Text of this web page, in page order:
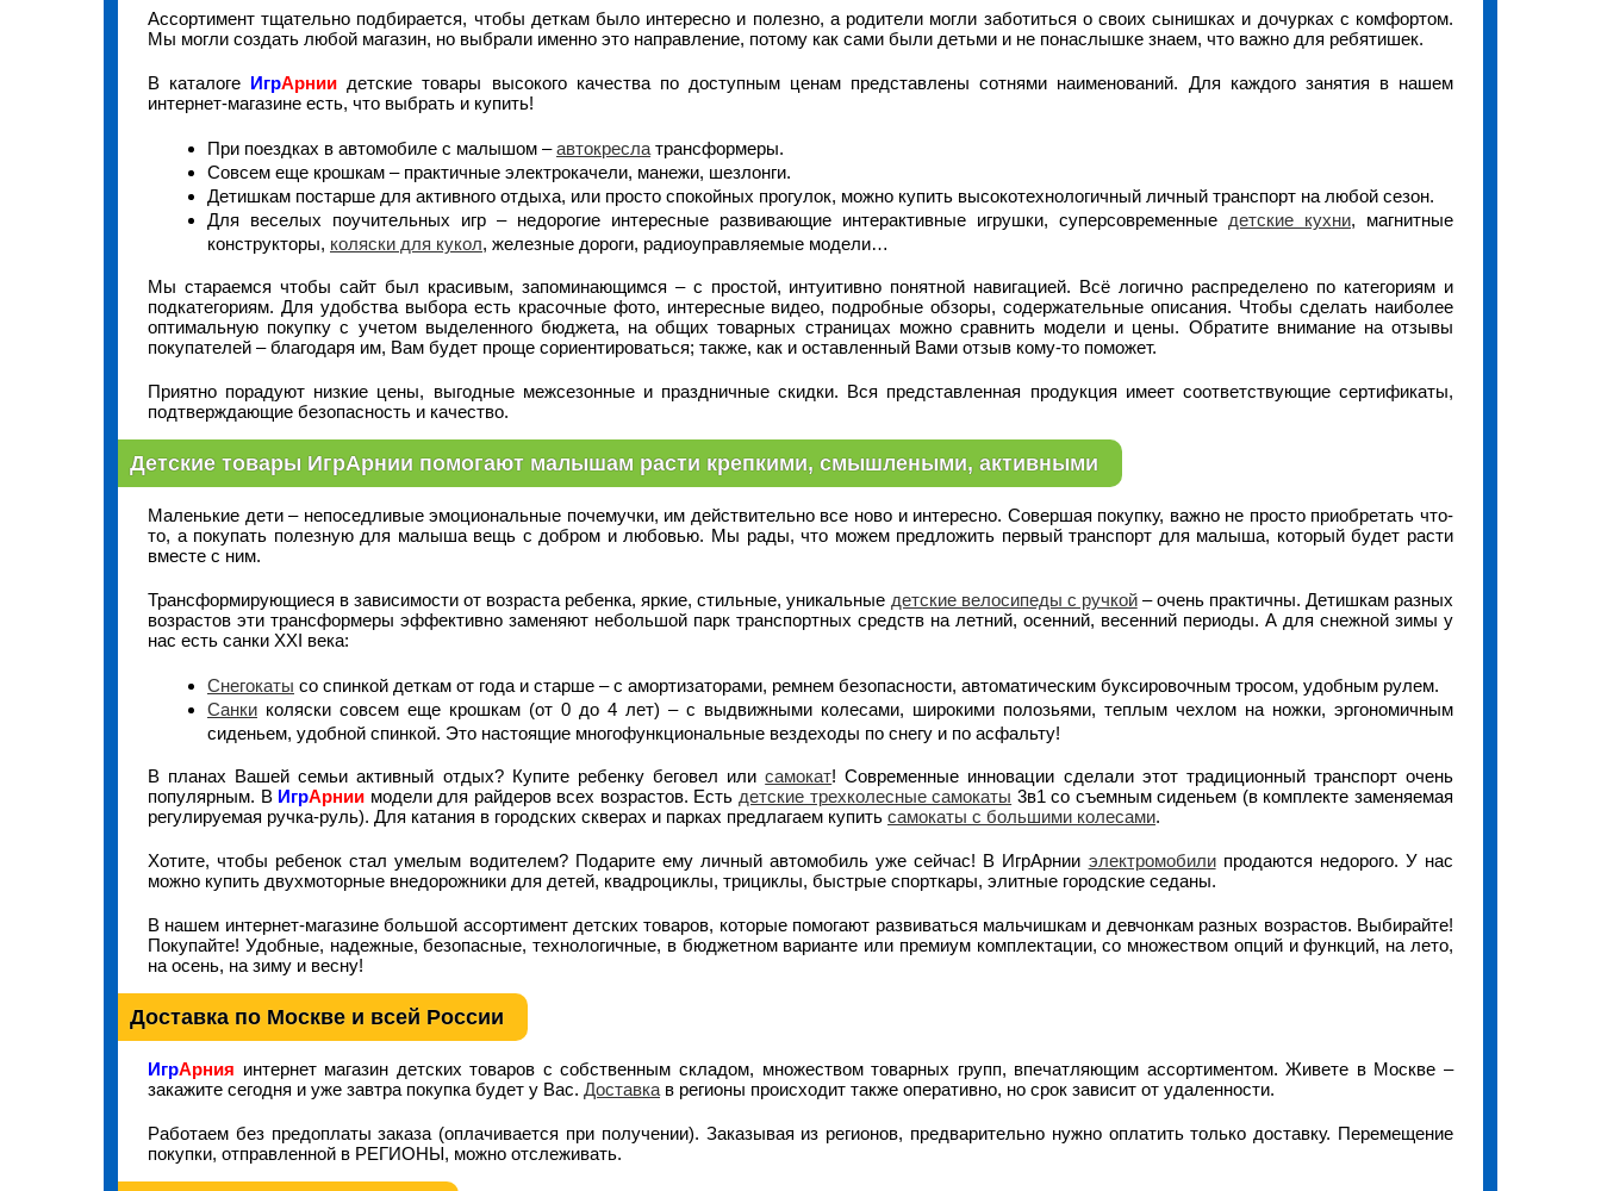
Ассортимент тщательно подбирается, чтобы деткам было интересно и полезно, а родители могли заботиться о своих сынишках и дочурках с комфортом.
Мы могли создать любой магазин, но выбрали именно это направление, потому как сами были детьми и не понаслышке знаем, что важно для ребятишек.
В каталоге ИгрАрнии детские товары высокого качества по доступным ценам представлены сотнями наименований. Для каждого занятия в нашем
интернет-магазине есть, что выбрать и купить!
При поездках в автомобиле с малышом –автокресла трансформеры.
Совсем еще крошкам – практичные электрокачели, манежи, шезлонги.
Детишкам постарше для активного отдыха, или просто спокойных прогулок, можно купить высокотехнологичный личный транспорт на любой сезон.
Для веселых поучительных игр – недорогие интересные развивающие интерактивные игрушки, суперсовременные детские кухни, магнитные
конструкторы, коляски для кукол, железные дороги, радиоуправляемые модели…
Мы стараемся чтобы сайт был красивым, запоминающимся – с простой, интуитивно понятной навигацией. Всё логично распределено по категориям и
подкатегориям. Для удобства выбора есть красочные фото, интересные видео, подробные обзоры, содержательные описания. Чтобы сделать наиболее
оптимальную покупку с учетом выделенного бюджета, на общих товарных страницах можно сравнить модели и цены. Обратите внимание на отзывы
покупателей – благодаря им, Вам будет проще сориентироваться; также, как и оставленный Вами отзыв кому-то поможет.
Приятно порадуют низкие цены, выгодные межсезонные и праздничные скидки. Вся представленная продукция имеет соответствующие сертификаты,
подтверждающие безопасность и качество.
Детские товары ИгрАрнии помогают малышам расти крепкими, смышлеными, активными
Маленькие дети – непоседливые эмоциональные почемучки, им действительно все ново и интересно. Совершая покупку, важно не просто приобретать что-
то, а покупать полезную для малыша вещь с добром и любовью. Мы рады, что можем предложить первый транспорт для малыша, который будет расти
вместе с ним.
Трансформирующиеся в зависимости от возраста ребенка, яркие, стильные, уникальные детские велосипеды с ручкой– очень практичны. Детишкам разных
возрастов эти трансформеры эффективно заменяют небольшой парк транспортных средств на летний, осенний, весенний периоды. А для снежной зимы у
нас есть санки XXI века:
Снегокаты со спинкой деткам от года и старше – с амортизаторами, ремнем безопасности, автоматическим буксировочным тросом, удобным рулем.
Санки коляски совсем еще крошкам (от 0 до 4 лет) – с выдвижными колесами, широкими полозьями, теплым чехлом на ножки, эргономичным
сиденьем, удобной спинкой. Это настоящие многофункциональные вездеходы по снегу и по асфальту!
В планах Вашей семьи активный отдых? Купите ребенку беговел илисамокат! Современные инновации сделали этот традиционный транспорт очень
популярным. В ИгрАрнии модели для райдеров всех возрастов. Есть детские трехколесные самокаты 3в1 со съемным сиденьем (в комплекте заменяемая
регулируемая ручка-руль). Для катания в городских скверах и парках предлагаем купить самокаты с большими колесами.
Хотите, чтобы ребенок стал умелым водителем? Подарите ему личный автомобиль уже сейчас! В ИгрАрнии электромобилипродаются недорого. У нас
можно купить двухмоторные внедорожники для детей, квадроциклы, трициклы, быстрые спорткары, элитные городские седаны.
В нашем интернет-магазине большой ассортимент детских товаров, которые помогают развиваться мальчишкам и девчонкам разных возрастов. Выбирайте!
Покупайте! Удобные, надежные, безопасные, технологичные, в бюджетном варианте или премиум комплектации, со множеством опций и функций, на лето,
на осень, на зиму и весну!
Доставка по Москве и всей России
ИгрАрния интернет магазин детских товаров с собственным складом, множеством товарных групп, впечатляющим ассортиментом. Живете в Москве –
закажите сегодня и уже завтра покупка будет у Вас. Доставка в регионы происходит также оперативно, но срок зависит от удаленности.
Работаем без предоплаты заказа (оплачивается при получении). Заказывая из регионов, предварительно нужно оплатить только доставку. Перемещение
покупки, отправленной в РЕГИОНЫ, можно отслеживать.